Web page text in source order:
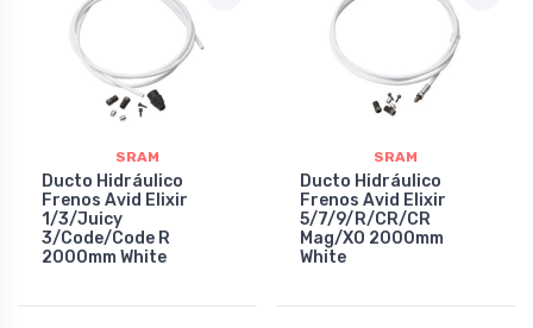
SRAM
Ducto Hidráulico
Frenos Avid Elixir
1/3/Juicy
3/Code/Code R
2000mm White
SRAM
Ducto Hidráulico
Frenos Avid Elixir
5/7/9/R/CR/CR
Mag/XO 2000mm
White